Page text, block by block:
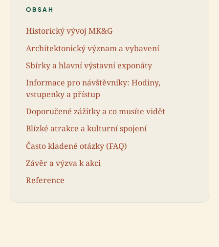
OBSAH
Historický vývoj MK&G
Architektonický význam a vybavení
Sbírky a hlavní výstavní exponáty
Informace pro návštěvníky: Hodiny,
vstupenky a přístup
Doporučené zážitky a co musíte vidět
Blízké atrakce a kulturní spojení
Často kladené otázky (FAQ)
Závěr a výzva k akci
Reference